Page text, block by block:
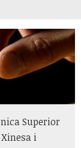
Superior
i